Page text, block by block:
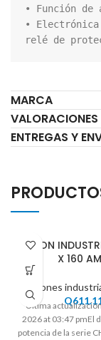
• Función de
•
relé de
MARCA
ENTREGAS Y
FLIPON
X 160
Flipones
Q
Ultima
2026 at 03:47 pmEl
potencia de la serie